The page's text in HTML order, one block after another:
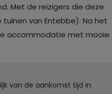
Met de reizigers die deze
van Entebbe). Na het
accommodatie met mooie
van de aankomst tijd in